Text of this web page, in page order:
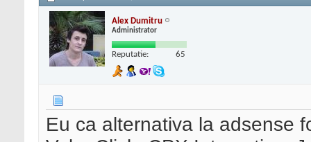
Alex Dumitru
Administrator
Reputatie: 65
Eu ca alternativa la adsense